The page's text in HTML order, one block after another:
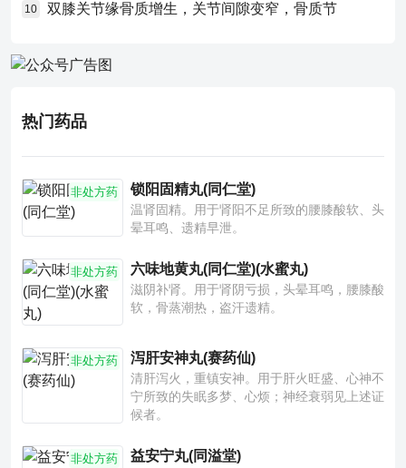
10 双膝关节缘骨质增生，关节间隙变窄，骨质节
热门药品
非处方药 锁阳固精丸(同仁堂)
温肾固精。用于肾阳不足所致的腰膝酸软、头
晕耳鸣、遗精早泄。
非处方药 六味地黄丸(同仁堂)(水蜜丸)
滋阴补肾。用于肾阴亏损，头晕耳鸣，腰膝酸
软，骨蒸潮热，盗汗遗精。
非处方药 泻肝安神丸(赛药仙)
清肝泻火，重镇安神。用于肝火旺盛、心神不
宁所致的失眠多梦、心烦；神经衰弱见上述证
候者。
非处方药 益安宁丸(同溢堂)